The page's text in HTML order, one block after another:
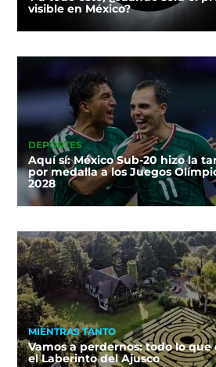
visible en México?
DEPORTES
Aquí sí: México Sub-20 hizo la
por medalla a los Juegos
2028
MIENTRAS TANTO
Vamos a perdernos: todo lo que
el Laberinto del Ajusco